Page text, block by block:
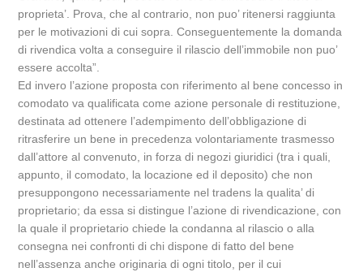
proprieta’. Prova, che al contrario, non puo’ ritenersi raggiunta
per le motivazioni di cui sopra. Conseguentemente la domanda
di rivendica volta a conseguire il rilascio dell’immobile non puo’
essere accolta”.
Ed invero l’azione proposta con riferimento al bene concesso in
comodato va qualificata come azione personale di restituzione,
destinata ad ottenere l’adempimento dell’obbligazione di
ritrasferire un bene in precedenza volontariamente trasmesso
dall’attore al convenuto, in forza di negozi giuridici (tra i quali,
appunto, il comodato, la locazione ed il deposito) che non
presuppongono necessariamente nel tradens la qualita’ di
proprietario; da essa si distingue l’azione di rivendicazione, con
la quale il proprietario chiede la condanna al rilascio o alla
consegna nei confronti di chi dispone di fatto del bene
nell’assenza anche originaria di ogni titolo, per il cui